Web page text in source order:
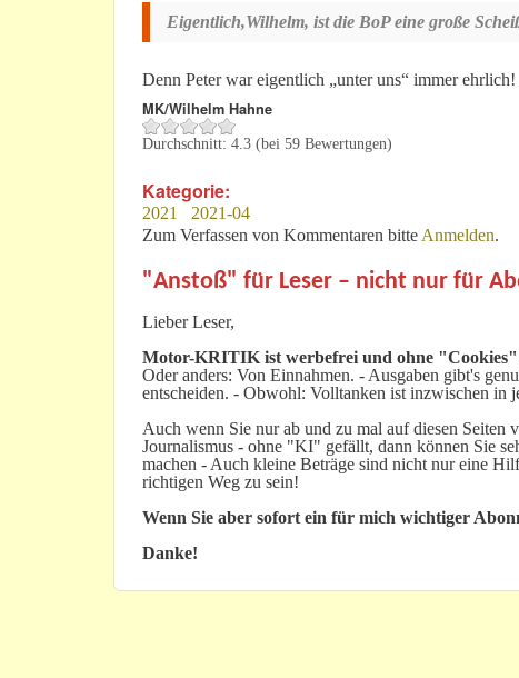
Eigentlich,Wilhelm, ist die BoP eine große
Denn Peter war eigentlich „unter uns“ immer
MK/Wilhelm Hahne
Durchschnitt: 4.3 (bei 59 Bewertungen)
Kategorie:
2021
2021-04
Zum Verfassen von Kommentaren bitte Anmelden.
"Anstoß" für Leser – nicht nur für
Lieber Leser,
Motor-KRITIK ist werbefrei und ohne
Oder anders: Von Einnahmen. - Ausgaben gibt's
entscheiden. - Obwohl: Volltanken ist inzwischen in
Auch wenn Sie nur ab und zu mal auf diesen Seiten
Journalismus - ohne "KI" gefällt, dann können Sie
machen - Auch kleine Beträge sind nicht nur eine
richtigen Weg zu sein!
Wenn Sie aber sofort ein für mich wichtiger
Danke!